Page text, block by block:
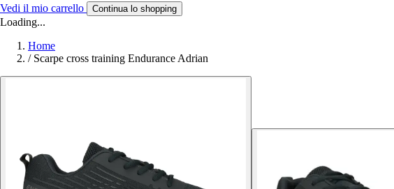
Vedi il mio carrello Continua lo shopping
Loading...
Home
/ Scarpe cross training Endurance Adrian